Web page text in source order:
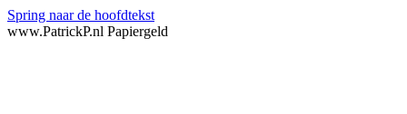
Spring naar de hoofdtekst
www.PatrickP.nl Papiergeld